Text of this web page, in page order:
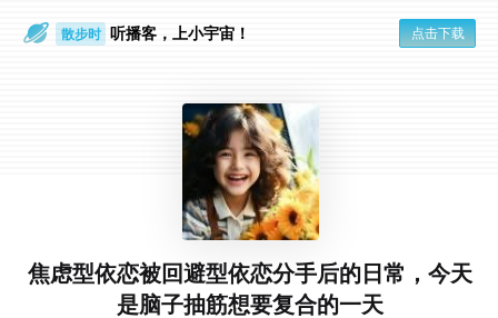
散步时 听播客，上小宇宙！ 点击下载
焦虑型依恋被回避型依恋分手后的日常，今天
是脑子抽筋想要复合的一天